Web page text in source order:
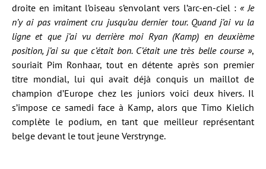
droite en imitant l’oiseau s’envolant vers l’arc-en-ciel : « Je
n’y ai pas vraiment cru jusqu’au dernier tour. Quand j’ai vu la
ligne et que j’ai vu derrière moi Ryan (Kamp) en deuxième
position, j’ai su que c’était bon. C’était une très belle course »,
souriait Pim Ronhaar, tout en détente après son premier
titre mondial, lui qui avait déjà conquis un maillot de
champion d’Europe chez les juniors voici deux hivers. Il
s’impose ce samedi face à Kamp, alors que Timo Kielich
complète le podium, en tant que meilleur représentant
belge devant le tout jeune Verstrynge.